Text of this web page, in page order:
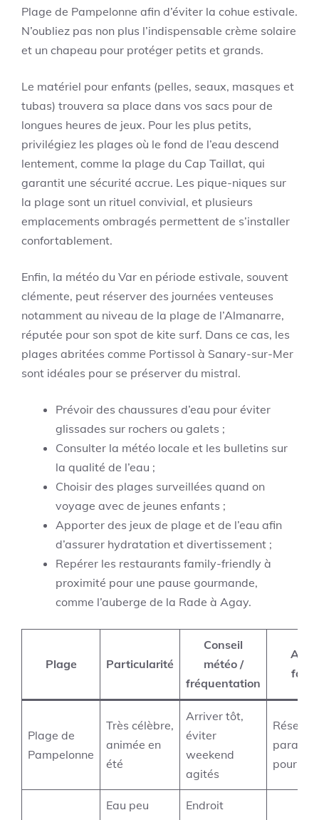
Plage de Pampelonne afin d’éviter la cohue estivale.
N’oubliez pas non plus l’indispensable crème solaire
et un chapeau pour protéger petits et grands.
Le matériel pour enfants (pelles, seaux, masques et
tubas) trouvera sa place dans vos sacs pour de
longues heures de jeux. Pour les plus petits,
privilégiez les plages où le fond de l’eau descend
lentement, comme la plage du Cap Taillat, qui
garantit une sécurité accrue. Les pique-niques sur
la plage sont un rituel convivial, et plusieurs
emplacements ombragés permettent de s’installer
confortablement.
Enfin, la météo du Var en période estivale, souvent
clémente, peut réserver des journées venteuses
notamment au niveau de la plage de l’Almanarre,
réputée pour son spot de kite surf. Dans ce cas, les
plages abritées comme Portissol à Sanary-sur-Mer
sont idéales pour se préserver du mistral.
Prévoir des chaussures d’eau pour éviter
glissades sur rochers ou galets ;
Consulter la météo locale et les bulletins sur
la qualité de l’eau ;
Choisir des plages surveillées quand on
voyage avec de jeunes enfants ;
Apporter des jeux de plage et de l’eau afin
d’assurer hydratation et divertissement ;
Repérer les restaurants family-friendly à
proximité pour une pause gourmande,
comme l’auberge de la Rade à Agay.
Plage Particularité
Conseil
météo /
fréquentation
Plage de
Pampelonne
Très célèbre,
animée en
été
Arriver tôt,
éviter
weekend
agités
parasols
pour
Eau peu
Endroit